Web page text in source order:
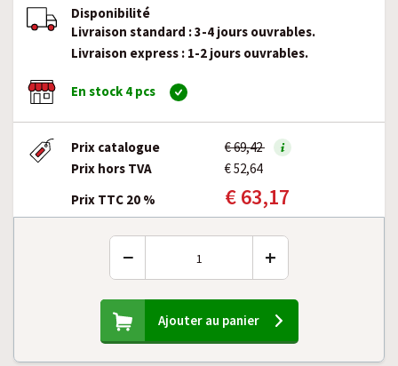
Disponibilité
Livraison standard : 3-4 jours ouvrables.
Livraison express : 1-2 jours ouvrables.
En stock 4 pcs
Prix catalogue
€ 69,42
Prix hors TVA
€ 52,64
Prix TTC 20 %
€ 63,17
− +
Ajouter au panier